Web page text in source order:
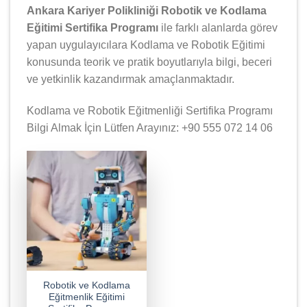
Ankara Kariyer Polikliniği Robotik ve Kodlama
Eğitimi Sertifika Programı ile farklı alanlarda görev
yapan uygulayıcılara Kodlama ve Robotik Eğitimi
konusunda teorik ve pratik boyutlarıyla bilgi, beceri
ve yetkinlik kazandırmak amaçlanmaktadır.
Kodlama ve Robotik Eğitmenliği Sertifika Programı
Bilgi Almak İçin Lütfen Arayınız: +90 555 072 14 06
Robotik ve Kodlama
Eğitmenlik Eğitimi